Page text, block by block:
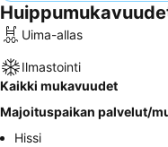
Uima-allas
Ilmastointi
Kaikki mukavuudet
Majoituspaikan palvelut/
Hissi